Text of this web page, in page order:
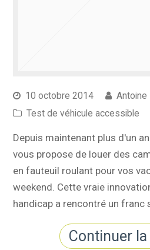
10 octobre 2014
Antoine
Test de véhicule accessible
Depuis maintenant plus d'un
vous propose de louer des
en fauteuil roulant pour vos
weekend. Cette vraie
handicap a rencontré un franc
Continuer